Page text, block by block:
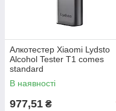
Алкотестер Xiaomi Lydsto
Alcohol Tester T1 comes
standard
В наявності
977,51 ₴